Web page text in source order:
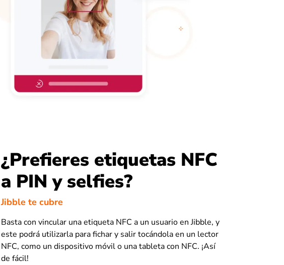
¿Prefieres etiquetas NFC
a PIN y selfies?
Jibble te cubre
Basta con vincular una etiqueta NFC a un usuario en Jibble, y
este podrá utilizarla para fichar y salir tocándola en un lector
NFC, como un dispositivo móvil o una tableta con NFC. ¡Así
de fácil!